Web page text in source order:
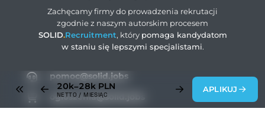
20k–28k PLN
NETTO / MIESIĄC
APLIKUJ
pomoc@solid.jobs
ogloszenia@solid.jobs
Zachęcamy firmy do prowadzenia rekrutacji
zgodnie z naszym autorskim procesem
SOLID.Recruitment, który pomaga kandydatom
w staniu się lepszymi specjalistami.